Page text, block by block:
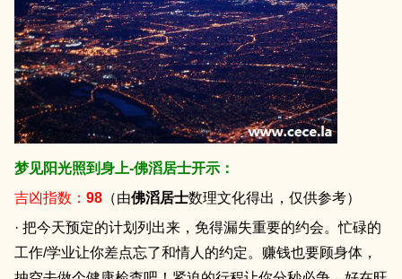
梦见阳光照到身上-佛滔居士开示：
吉凶指数： 98 （由佛滔居士数理文化得出，仅供参考）
· 把今天预定的计划列出来，免得漏失重要的约会。忙碌的
工作/学业让你差点忘了和情人的约定。赚钱也要顾身体，